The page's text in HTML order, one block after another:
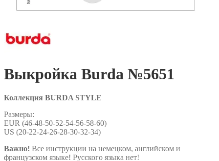
Выкройка Burda №5651
Коллекция BURDA STYLE
Размеры:
EUR (46-48-50-52-54-56-58-60)
US (20-22-24-26-28-30-32-34)
Важно! Все инструкции на немецком, английском и
французском языке! Русского языка нет!